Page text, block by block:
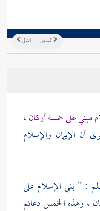
التالي السابق
مبني على خمسة أركان،
أن الإيمان والإسلام
: " بني الإسلام على
، وهذه الخمس دعائم